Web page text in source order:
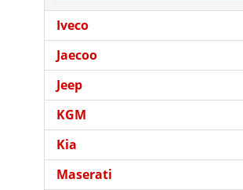
Iveco
Jaecoo
Jeep
KGM
Kia
Maserati